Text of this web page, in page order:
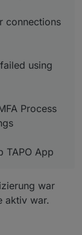
connections
using
Process
TAPO App
war
aktiv war.